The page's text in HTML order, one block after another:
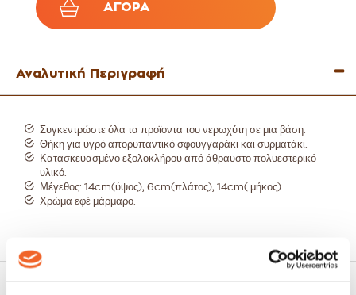
ΑΓΟΡΆ
Αναλυτική Περιγραφή
Συγκεντρώστε όλα τα προϊοντα του νερωχύτη σε μια βάση.
Θήκη για υγρό απορυπαντικό σφουγγαράκι και συρματάκι.
Κατασκευασμένο εξολοκλήρου από άθραυστο πολυεστερικό
υλικό.
Μέγεθος: 14cm(ύψος), 6cm(πλάτος), 14cm( μήκος).
Χρώμα εφέ μάρμαρο.